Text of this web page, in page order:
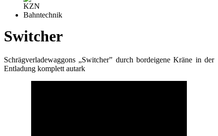
Switcher
Schrägverladewaggons „Switcher” durch bordeigene Kräne in der
Entladung komplett autark